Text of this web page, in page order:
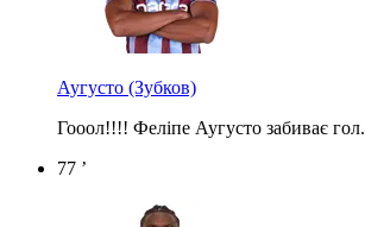
Аугусто (Зубков)
Гооол!!!! Феліпе Аугусто забиває гол.
77 ’